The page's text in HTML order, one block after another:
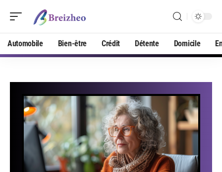
Automobile Bien-être Crédit Détente Domicile